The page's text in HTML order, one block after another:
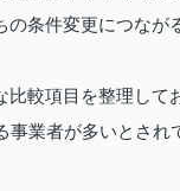
条件変更につなが
較項目を整理して
業者が多いとさ